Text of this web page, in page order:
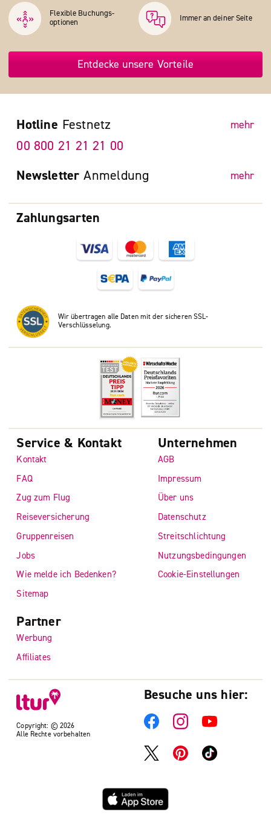
Flexible Buchungs­
optionen
Immer an deiner Seite
Entdecke unsere Vorteile
Zahlungsarten
Wir übertragen alle Daten mit der sicheren SSL-
Verschlüsselung.
Hotline Festnetz mehr
00 800 21 21 21 00
Newsletter Anmeldung mehr
Copyright: © 2026
Alle Rechte vorbehalten
Service & Kontakt
Kontakt
FAQ
Zug zum Flug
Reiseversicherung
Gruppenreisen
Jobs
Wie melde ich Bedenken?
Sitemap
Unternehmen
AGB
Impressum
Über uns
Datenschutz
Streitschlichtung
Nutzungsbedingungen
Cookie-Einstellungen
Partner
Werbung
Affiliates
Besuche uns hier: